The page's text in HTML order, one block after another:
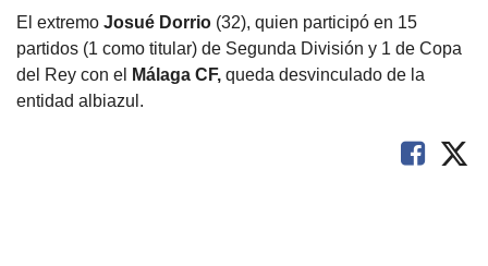
El extremo Josué Dorrio (32), quien participó en 15
partidos (1 como titular) de Segunda División y 1 de Copa
del Rey con el
Málaga CF, queda desvinculado de la
entidad albiazul.